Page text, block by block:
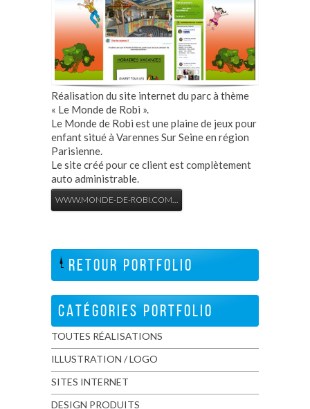
Réalisation du site internet du parc à thème
« Le Monde de Robi ».
Le Monde de Robi est une plaine de jeux pour
enfant situé à Varennes Sur Seine en région
Parisienne.
Le site créé pour ce client est complètement
auto administrable.
WWW.MONDE-DE-ROBI.COM…
RETOUR PORTFOLIO
CATÉGORIES PORTFOLIO
TOUTES RÉALISATIONS
ILLUSTRATION / LOGO
SITES INTERNET
DESIGN PRODUITS